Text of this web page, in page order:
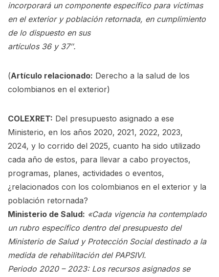
incorporará un componente específico para víctimas
en el exterior y población retornada, en cumplimiento
de lo dispuesto en sus
artículos 36 y 37″.
(Artículo relacionado: Derecho a la salud de los
colombianos en el exterior)
COLEXRET: Del presupuesto asignado a ese
Ministerio, en los años 2020, 2021, 2022, 2023,
2024, y lo corrido del 2025, cuanto ha sido utilizado
cada año de estos, para llevar a cabo proyectos,
programas, planes, actividades o eventos,
¿relacionados con los colombianos en el exterior y la
población retornada?
Ministerio de Salud: «Cada vigencia ha contemplado
un rubro específico dentro del presupuesto del
Ministerio de Salud y Protección Social destinado a la
medida de rehabilitación del PAPSIVI.
Periodo 2020 – 2023: Los recursos asignados se